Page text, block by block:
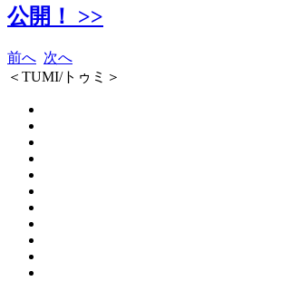
公開！ >>
前へ 次へ
＜TUMI/トゥミ＞